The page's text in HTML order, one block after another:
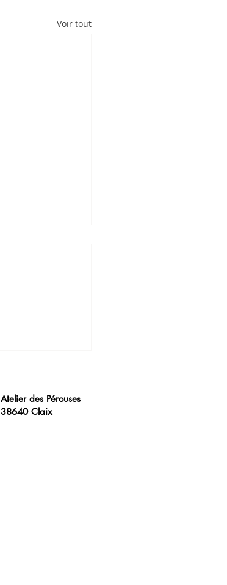
Voir tout
Atelier des Pérouses
38640 Claix